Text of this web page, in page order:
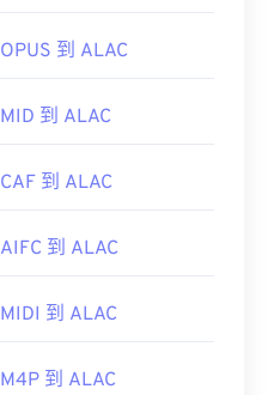
OPUS 到 ALAC
MID 到 ALAC
CAF 到 ALAC
AIFC 到 ALAC
MIDI 到 ALAC
M4P 到 ALAC